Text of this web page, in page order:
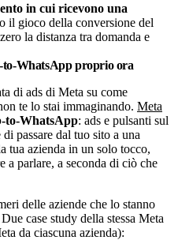
in cui ricevono una
il gioco della conversione del
la distanza tra domanda e
to-WhatsApp proprio ora
di ads di Meta su come
te lo stai immaginando. Meta
to-WhatsApp: ads e pulsanti sul
passare dal tuo sito a una
tua azienda in un solo tocco,
a parlare, a seconda di ciò che
delle aziende che lo stanno
case study della stessa Meta
da ciascuna azienda):